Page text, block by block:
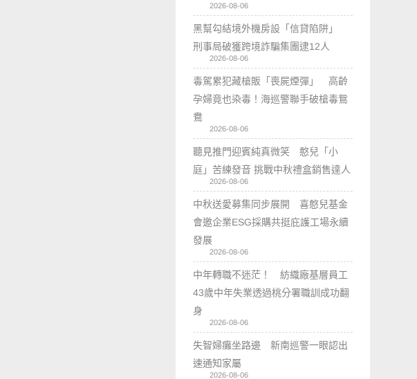
2026-08-06
黑幫勾結境外機房設「信貸陷阱」
刑事局破獲跨境詐騙集團逮12人
2026-08-06
毒駕累犯藏槍販「喪屍煙彈」 高齡
孕婦竟也染毒！海巡警聯手破槍毒鴛
鴦
2026-08-06
聽見推門迎賓純真微笑 憨兒「小
庭」苦練發音 挑戰中秋禮盒銷售達人
2026-08-06
中秋送愛募集同步展開 喜憨兒基金
會邀企業ESG採購共挺庇護工場永續
發展
2026-08-06
中年轉職不迷茫！ 紡織廠基層員工
43歲中年失業透過桃分署職訓成功翻
身
2026-08-06
失智婦癱坐路邊 新南巡警一眼認出
速通知家屬
2026-08-06